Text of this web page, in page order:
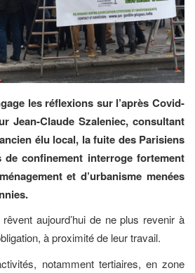
les réflexions sur l’après Covid-
Jean-Claude Szaleniec, consultant
élu local, la fuite des Parisiens
confinement interroge fortement
et d’urbanisme menées
aujourd’hui de ne plus revenir à
à proximité de leur travail.
notamment tertiaires, en zone